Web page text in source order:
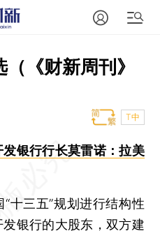
《财新周刊》
T中
发银行行长莫雷诺：拉美
三五”规划进行结构性
银行的大股东，双方建